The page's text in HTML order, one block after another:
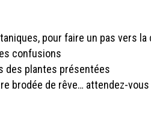
pour faire un pas vers
confusions
des plantes présentées
brodée de rêve… attendez-